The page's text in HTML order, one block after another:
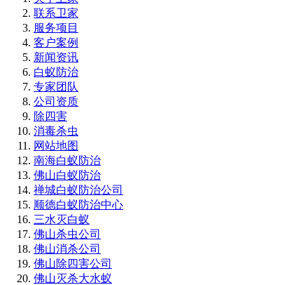
联系卫家
服务项目
客户案例
新闻资讯
白蚁防治
专家团队
公司资质
除四害
消毒杀虫
网站地图
南海白蚁防治
佛山白蚁防治
禅城白蚁防治公司
顺德白蚁防治中心
三水灭白蚁
佛山杀虫公司
佛山消杀公司
佛山除四害公司
佛山灭杀大水蚁